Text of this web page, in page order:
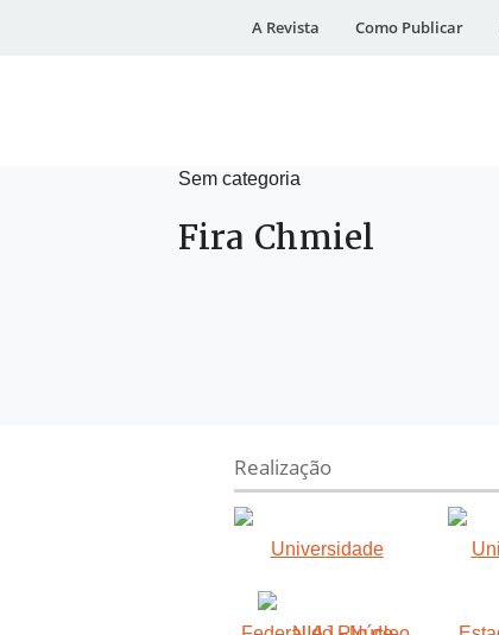
A Revista Como Publicar
Sem categoria
Fira Chmiel
Realização